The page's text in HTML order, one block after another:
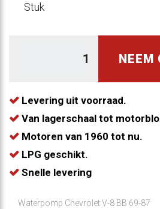
Stuk
NEEM
Levering uit voorraad.
Van lagerschaal tot
Motoren van 1960 tot nu.
LPG geschikt.
Snelle levering
Waterpomp Chevrolet V-8 BB 69-87